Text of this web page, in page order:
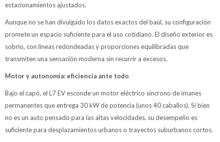
estacionamientos ajustados.
Aunque no se han divulgado los datos exactos del baúl, su configuración
promete un espacio suficiente para el uso cotidiano. El diseño exterior es
sobrio, con líneas redondeadas y proporciones equilibradas que
transmiten una sensación moderna sin recurrir a excesos.
Motor y autonomía: eficiencia ante todo
Bajo el capó, el L7 EV esconde un motor eléctrico síncrono de imanes
permanentes que entrega 30 kW de potencia (unos 40 caballos). Si bien
no es un auto pensado para las altas velocidades, su desempeño es
suficiente para desplazamientos urbanos o trayectos suburbanos cortos.